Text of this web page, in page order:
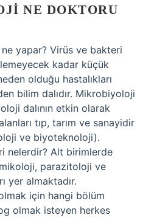
NE DOKTORU
yapar? Virüs ve bakteri
kadar küçük
olduğu hastalıkları
bilim dalıdır. Mikrobiyoloji
dalının etkin olarak
tıp, tarım ve sanayidir
ve biyoteknoloji).
nelerdir? Alt birimlerde
parazitoloji ve
yer almaktadır.
için hangi bölüm
olmak isteyen herkes